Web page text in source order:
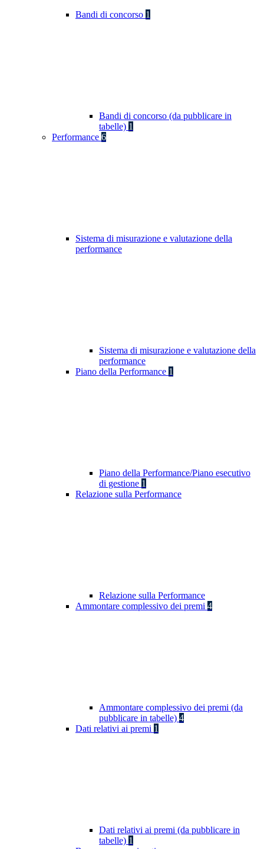
Bandi di concorso 1
Bandi di concorso (da pubblicare in
tabelle) 1
Performance 6
Sistema di misurazione e valutazione della
performance
Sistema di misurazione e valutazione della
performance
Piano della Performance 1
Piano della Performance/Piano esecutivo
di gestione 1
Relazione sulla Performance
Relazione sulla Performance
Ammontare complessivo dei premi 4
Ammontare complessivo dei premi (da
pubblicare in tabelle) 4
Dati relativi ai premi 1
Dati relativi ai premi (da pubblicare in
tabelle) 1